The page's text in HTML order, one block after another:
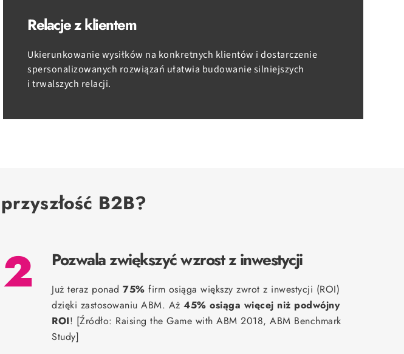
Relacje z klientem
Ukierunkowanie wysiłków na konkretnych klientów i dostarczenie
spersonalizowanych rozwiązań ułatwia budowanie silniejszych
i trwalszych relacji.
B2B?
2 Pozwala zwiększyć wzrost z inwestycji
Już teraz ponad75% firm osiąga większy zwrot z inwestycji (ROI)
dzięki zastosowaniu ABM. Aż45% osiąga więcej niż podwójny
ROI! [Źródło: Raising the Game with ABM 2018, ABM Benchmark
Study]